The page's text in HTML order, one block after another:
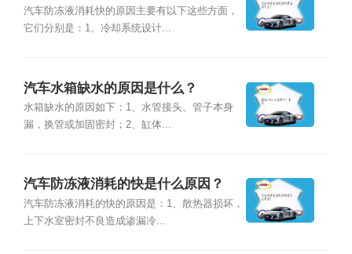
汽车防冻液消耗快的原因主要有以下这些方面，
它们分别是：1、冷却系统设计...
汽车水箱缺水的原因是什么？
水箱缺水的原因如下：1、水管接头、管子本身
漏，换管或加固密封；2、缸体...
汽车防冻液消耗的快是什么原因？
汽车防冻液消耗的快的原因是：1、散热器损坏，
上下水室密封不良造成渗漏冷...